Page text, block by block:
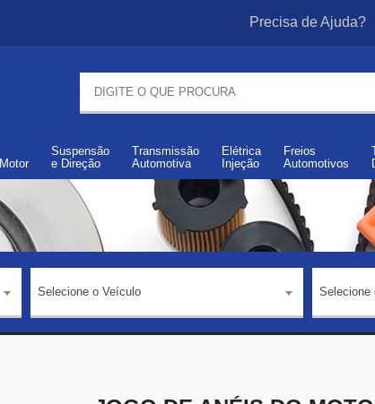
Precisa de Ajuda?
Motor
Suspensão
e Direção
Transmissão
Automotiva
Elétrica
Injeção
Freios
Automotivos
Selecione o Veículo Selecione